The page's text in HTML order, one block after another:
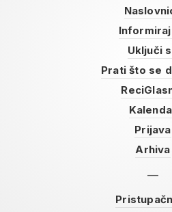
Uključi
Prati što se
Prijava
Arhiva